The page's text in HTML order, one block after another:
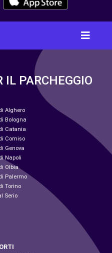
IL PARCHEGGIO
Alghero
Bologna
Catania
Comiso
Genova
Napoli
Olbia
Palermo
Torino
Serio